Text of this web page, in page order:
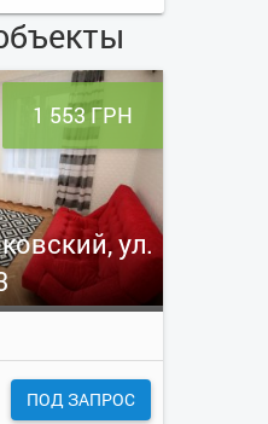
1 553 ГРН
ул.
ПОД ЗАПРОС